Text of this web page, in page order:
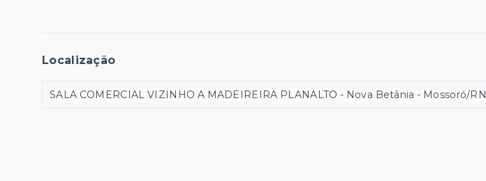
Localização
SALA COMERCIAL VIZINHO A MADEIREIRA PLANALTO - Nova Betânia - Mossoró/RN